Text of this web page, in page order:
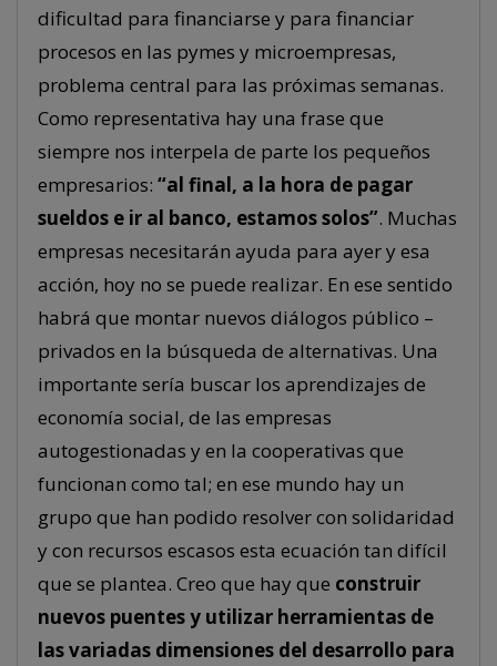
dificultad para financiarse y para financiar
procesos en las pymes y microempresas,
problema central para las próximas semanas.
Como representativa hay una frase que
siempre nos interpela de parte los pequeños
empresarios: “al final, a la hora de pagar
sueldos e ir al banco, estamos solos”. Muchas
empresas necesitarán ayuda para ayer y esa
acción, hoy no se puede realizar. En ese sentido
habrá que montar nuevos diálogos público –
privados en la búsqueda de alternativas. Una
importante sería buscar los aprendizajes de
economía social, de las empresas
autogestionadas y en la cooperativas que
funcionan como tal; en ese mundo hay un
grupo que han podido resolver con solidaridad
y con recursos escasos esta ecuación tan difícil
que se plantea. Creo que hay que construir
nuevos puentes y utilizar herramientas de
las variadas dimensiones del desarrollo para